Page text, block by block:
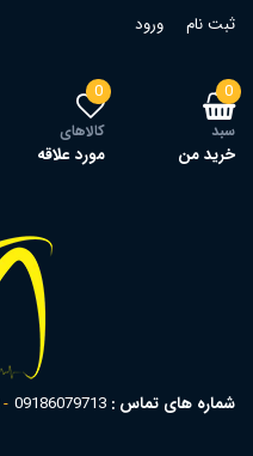
ثبت نام ورود
0
سبد
خرید من
0
کالاهای
مورد علاقه
شماره های تماس : 09186079713